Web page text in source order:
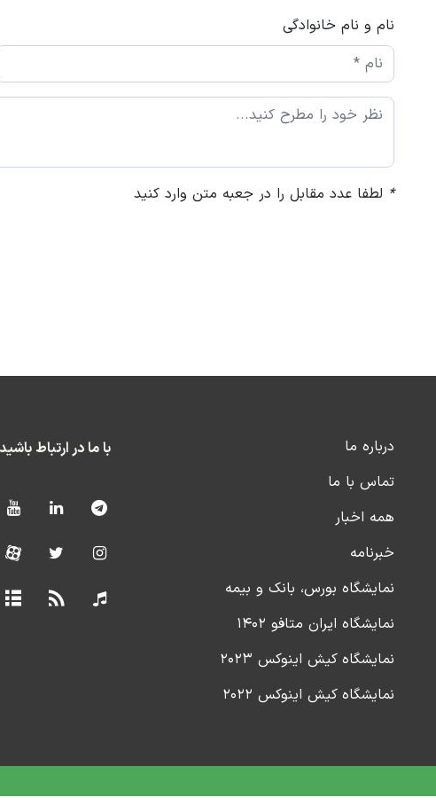
نام و نام خانوادگی
* لطفا عدد مقابل را در جعبه متن وارد کنید
درباره ما
تماس با ما
همه اخبار
خبرنامه
نمایشگاه بورس، بانک و بیمه
نمایشگاه ایران متافو ۱۴۰۲
نمایشگاه کیش اینوکس ۲۰۲۳
نمایشگاه کیش اینوکس ۲۰۲۲
با ما در ارتباط باشید